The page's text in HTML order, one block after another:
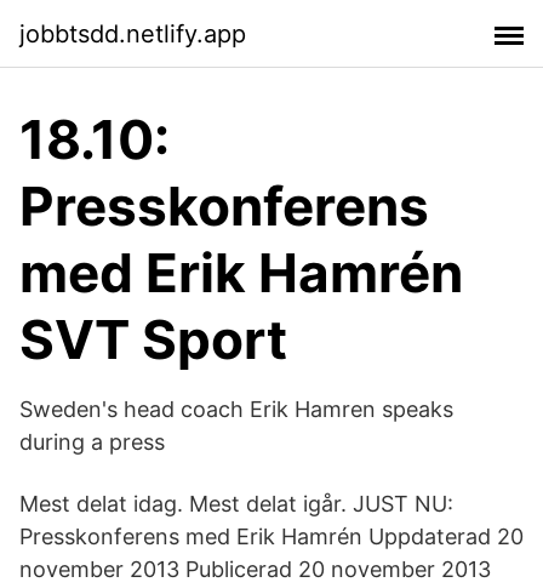
jobbtsdd.netlify.app
18.10:
Presskonferens
med Erik Hamrén
SVT Sport
Sweden's head coach Erik Hamren speaks
during a press
Mest delat idag. Mest delat igår. JUST NU:
Presskonferens med Erik Hamrén Uppdaterad 20
november 2013 Publicerad 20 november 2013